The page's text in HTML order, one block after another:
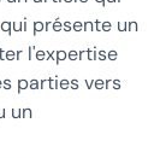
présente un
l'expertise
parties vers
un